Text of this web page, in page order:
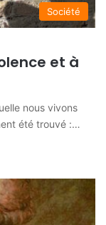
Société
et à
nous vivons
été trouvé :…